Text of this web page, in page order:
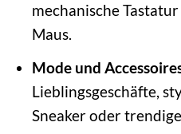
mechanische
Maus.
Mode und
Lieblingsgeschäfte,
Sneaker oder